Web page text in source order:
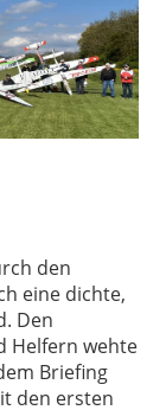
den
eine dichte,
Den
Helfern wehte
Briefing
den ersten